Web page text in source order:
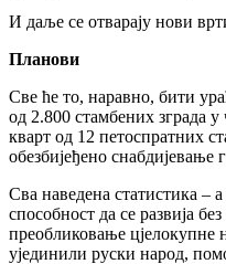
И даље се отварају нови
Планови
Све ће то, наравно, бити
од 2.800 стамбених зграда
кварт од 12 петоспратних
обезбијеђено снабдијевање
Сва наведена статистика –
способност да се развија
преобликовање цјелокупне
ујединили руски народ,